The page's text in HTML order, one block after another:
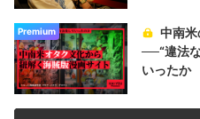
Premium
中南
──“違法
いったか